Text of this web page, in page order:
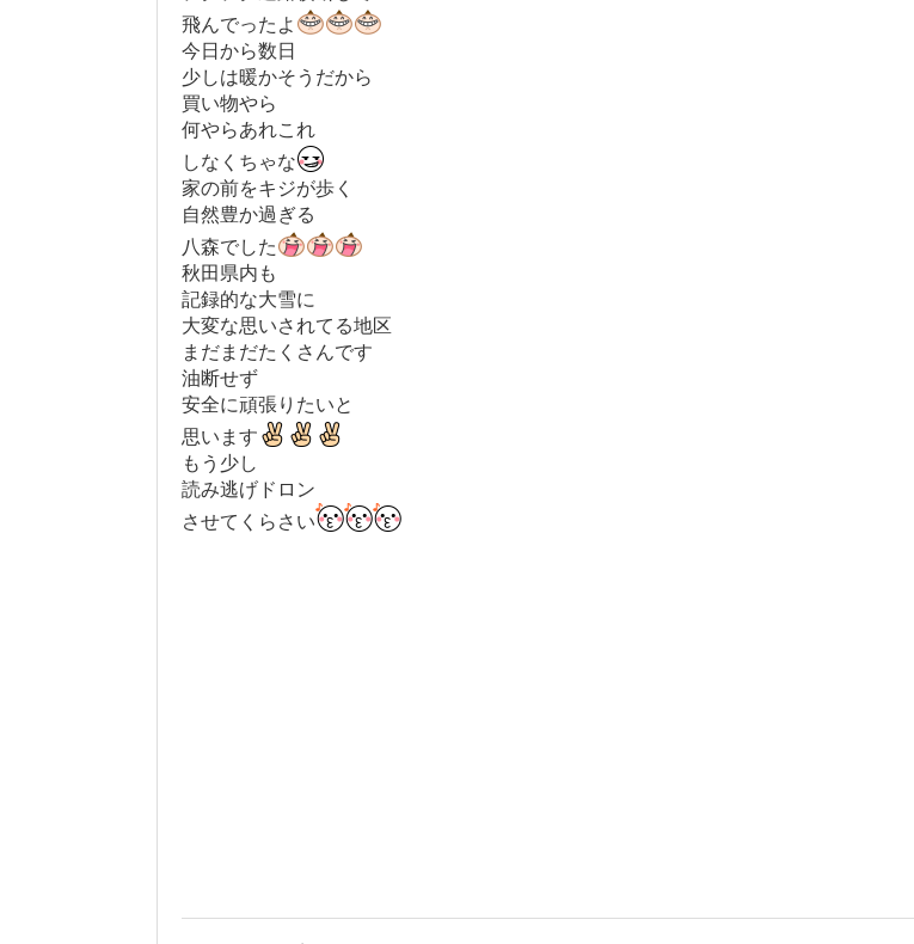
飛んでったよ
今日から数日
少しは暖かそうだから
買い物やら
何やらあれこれ
しなくちゃな
家の前をキジが歩く
自然豊か過ぎる
八森でした
秋田県内も
記録的な大雪に
大変な思いされてる地区
まだまだたくさんです
油断せず
安全に頑張りたいと
思います
もう少し
読み逃げドロン
させてくらさい